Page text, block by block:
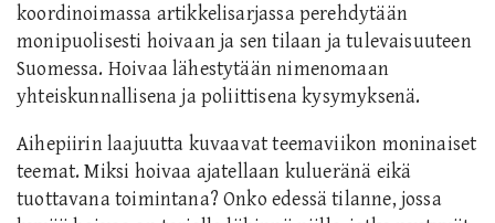
koordinoimassa artikkelisarjassa perehdytään
monipuolisesti hoivaan ja sen tilaan ja tulevaisuuteen
Suomessa. Hoivaa lähestytään nimenomaan
yhteiskunnallisena ja poliittisena kysymyksenä.
Aihepiirin laajuutta kuvaavat teemaviikon moninaiset
teemat. Miksi hoivaa ajatellaan kulueränä eikä
tuottavana toimintana? Onko edessä tilanne, jossa